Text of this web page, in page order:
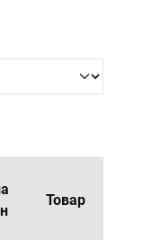
Товар